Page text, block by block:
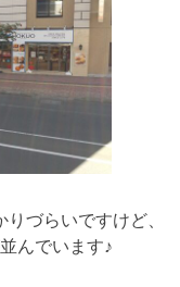
づらいですけど、
んでいます♪